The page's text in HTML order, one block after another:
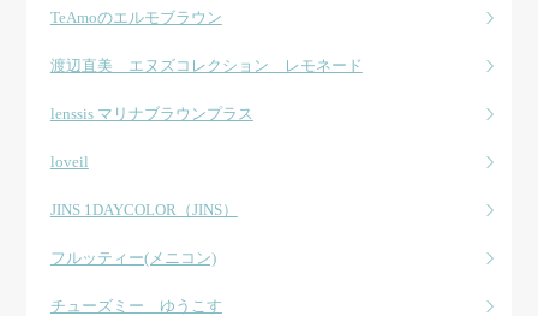
TeAmoのエルモブラウン
渡辺直美 エヌズコレクション レモネード
lenssis マリナブラウンプラス
loveil
JINS 1DAYCOLOR（JINS）
フルッティー(メニコン)
チューズミー ゆうこす